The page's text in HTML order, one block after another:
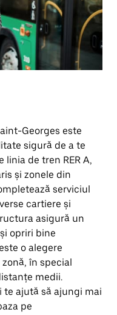
Georges este
sigură de a te
linia de tren RER A,
și zonele din
serviciul
cartiere și
asigură un
opriri bine
o alegere
în special
medii.
ajută să ajungi mai
pe